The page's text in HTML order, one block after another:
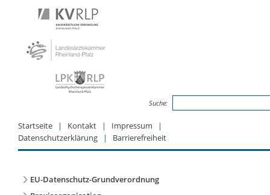
Suche:
Startseite Kontakt
Impressum
Datenschutzerklärung
Barrierefreiheit
EU-Datenschutz-Grundverordnung